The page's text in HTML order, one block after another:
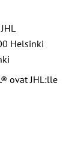
Helsinki
ovat JHL:lle